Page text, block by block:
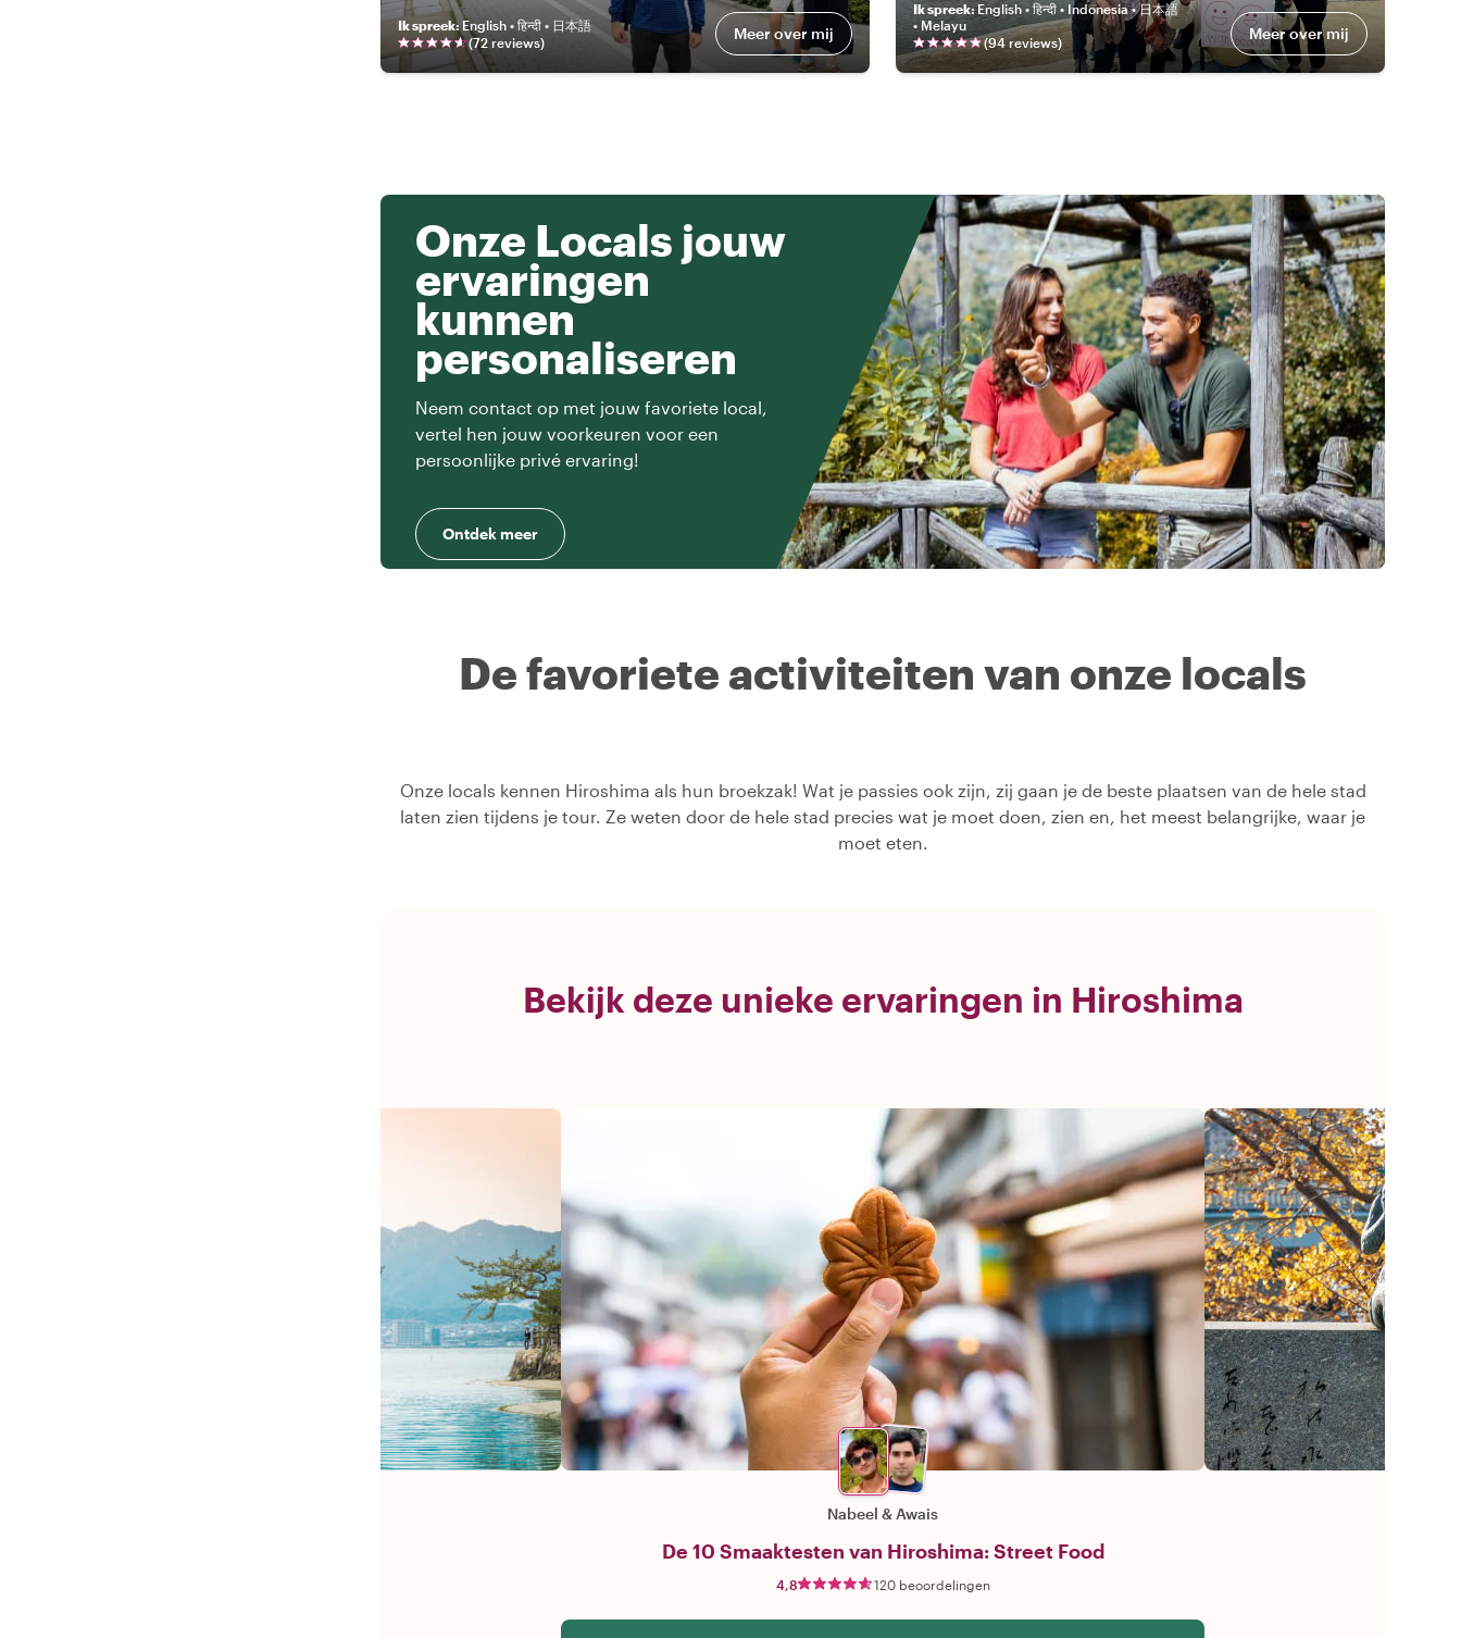
Ik spreek: English • हिन्दी • 日本語
(72 reviews) Meer over mij
Ik spreek:English • हिन्दी • Indonesia • 日本語
• Melayu
(94reviews) Meer over mij
Onze Locals jouw
ervaringen
kunnen
personaliseren
Neem contact op met jouw favoriete local,
vertel hen jouw voorkeuren voor een
persoonlijke privé ervaring!
Ontdek meer
De favoriete activiteiten van onze locals
Onze locals kennen Hiroshima als hun broekzak! Wat je passies ook zijn, zij gaan je de beste plaatsen van de hele stad
laten zien tijdens je tour. Ze weten door de hele stad precies wat je moet doen, zien en, het meest belangrijke, waar je
moet eten.
Bekijk deze unieke ervaringen in Hiroshima
Nabeel & Awais
De 10 Smaaktesten van Hiroshima: Street Food
4,8 120 beoordelingen